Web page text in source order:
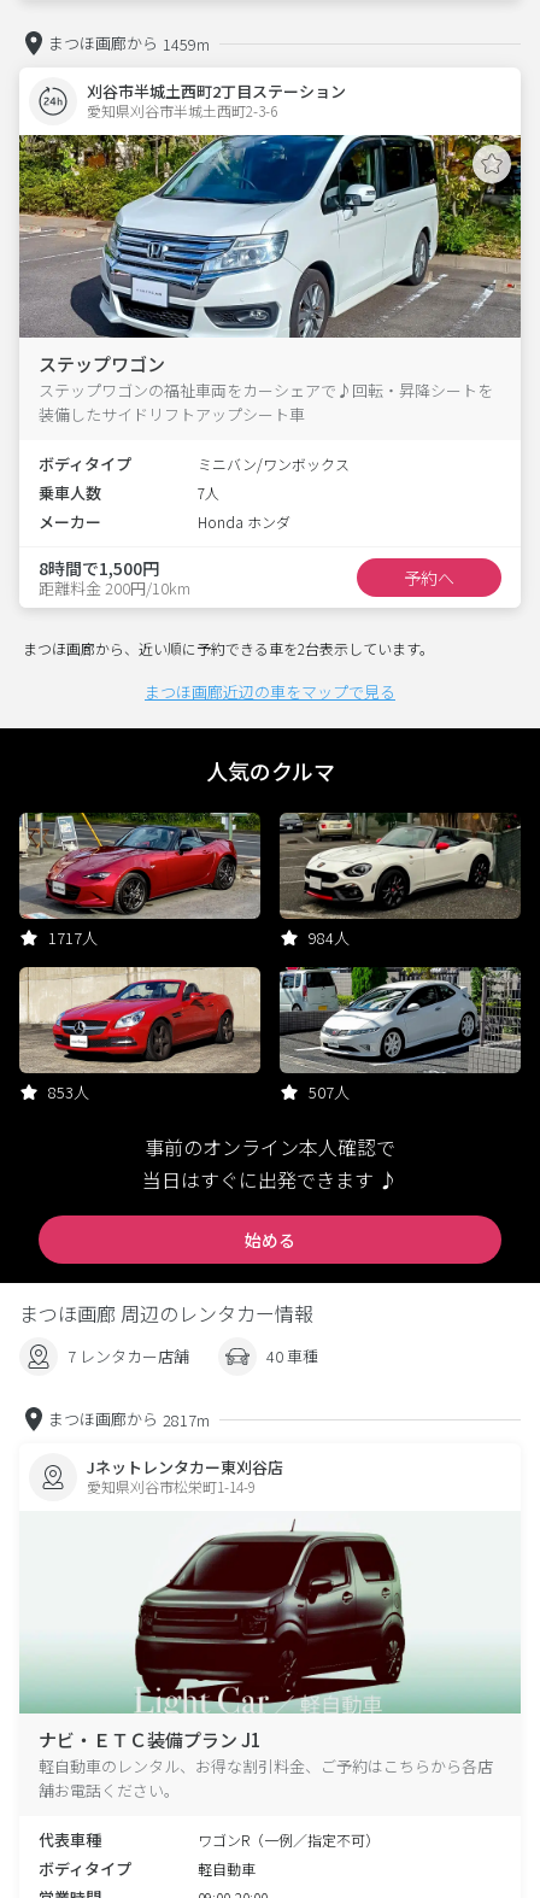
まつほ画廊から 1459m
刈谷市半城土西町2丁目ステーション
愛知県刈谷市半城土西町2-3-6
ステップワゴン
ステップワゴンの福祉車両をカーシェアで♪回転・昇降シートを
装備したサイドリフトアップシート車
ボディタイプ ミニバン/ワンボックス
乗車人数 7人
メーカー Honda ホンダ
8時間で1,500円
距離料金 200円/10km 予約へ
まつほ画廊から、近い順に予約できる車を2台表示しています。
まつほ画廊近辺の車をマップで見る
人気のクルマ
1717人 984人
853人 507人
事前のオンライン本人確認で
当日はすぐに出発できます ♪
始める
まつほ画廊 周辺のレンタカー情報
7 レンタカー店舗 40 車種
まつほ画廊から 2817m
Jネットレンタカー東刈谷店
愛知県刈谷市松栄町1-14-9
ナビ・ＥＴＣ装備プラン J1
軽自動車のレンタル、お得な割引料金、ご予約はこちらから各店
舗お電話ください。
代表車種 ワゴンR（一例／指定不可）
ボディタイプ 軽自動車